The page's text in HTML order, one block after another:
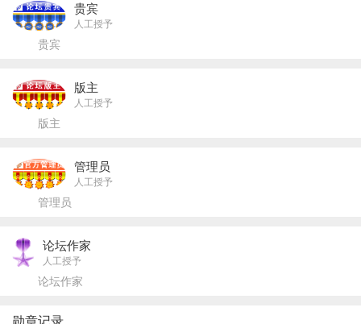
贵宾
人工授予
贵宾
版主
人工授予
版主
管理员
人工授予
管理员
论坛作家
人工授予
论坛作家
勋章记录